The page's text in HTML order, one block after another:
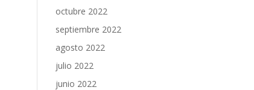
octubre 2022
septiembre 2022
agosto 2022
julio 2022
junio 2022